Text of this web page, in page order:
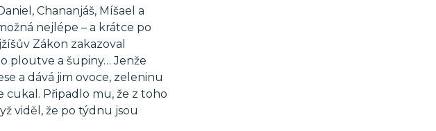
Chananjáš, Míšael a
nejlépe – a krátce po
Zákon zakazoval
ploutve a šupiny… Jenže
a dává jim ovoce, zeleninu
cukal. Připadlo mu, že z toho
viděl, že po týdnu jsou